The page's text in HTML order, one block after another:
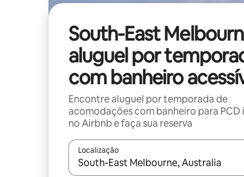
South-East
aluguel por
com banheiro
Encontre aluguel por temporada de
acomodações com banheiro para PCD
no Airbnb e faça sua reserva
Localização
Quando os resultados estiverem